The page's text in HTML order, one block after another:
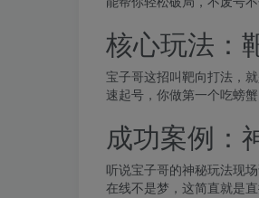
核心玩法：
宝子哥这招叫靶向打法，
速起号，你做第一个吃螃
成功案例：
听说宝子哥的神秘玩法现
在线不是梦，这简直就是